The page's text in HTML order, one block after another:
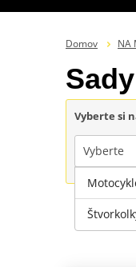
Domov NA
Vyberte si
Vyberte